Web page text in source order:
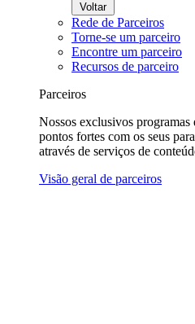
Voltar
Rede de Parceiros
Torne-se um parceiro
Encontre um parceiro
Recursos de parceiro
Parceiros
Nossos exclusivos
pontos fortes com os seus
através de serviços de
Visão geral de parceiros